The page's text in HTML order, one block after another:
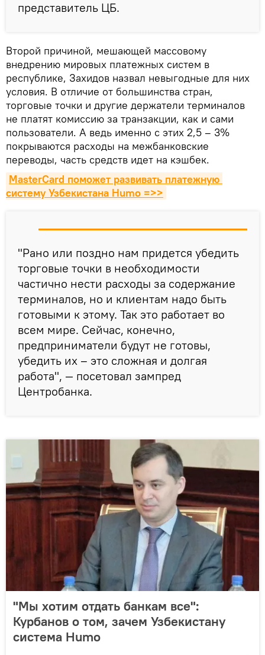
представитель ЦБ.
Второй причиной, мешающей массовому
внедрению мировых платежных систем в
республике, Захидов назвал невыгодные для них
условия. В отличие от большинства стран,
торговые точки и другие держатели терминалов
не платят комиссию за транзакции, как и сами
пользователи. А ведь именно с этих 2,5 – 3%
покрываются расходы на межбанковские
переводы, часть средств идет на кэшбек.
MasterCard поможет развивать платежную
систему Узбекистана Humo =>>
"Рано или поздно нам придется убедить
торговые точки в необходимости
частично нести расходы за содержание
терминалов, но и клиентам надо быть
готовыми к этому. Так это работает во
всем мире. Сейчас, конечно,
предприниматели будут не готовы,
убедить их – это сложная и долгая
работа", — посетовал зампред
Центробанка.
"Мы хотим отдать банкам все":
Курбанов о том, зачем Узбекистану
система Humo